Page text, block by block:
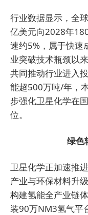
行业数据显示，全
亿美元向2028年
速约5%，属于快速
业突破技术瓶颈以
共同推动行业进入
能超500万吨/年，
步强化卫星化学在
位。
绿色
卫星化学正加速推
产业与环保材料升
构建氢能全产业链
装90万NM3氢气平